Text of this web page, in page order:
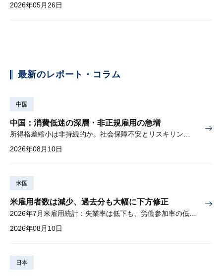
2026年05月26日
最新のレポート・コラム
中国
中国：消費低迷の深層・非正規雇用の急増
所得格差縮小は非持続的か。社会保障不安とリスキリングの難しさ
2026年08月10日
米国
米雇用者数は減少、過去分も大幅に下方修正
2026年08月10日
日本